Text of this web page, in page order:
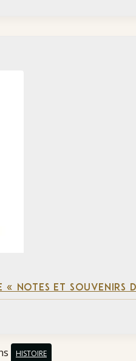
« NOTES ET SOUVENIRS
HISTOIRE